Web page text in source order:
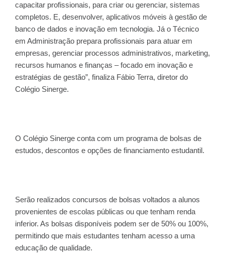
capacitar profissionais, para criar ou gerenciar, sistemas
completos. E, desenvolver, aplicativos móveis à gestão de
banco de dados e inovação em tecnologia. Já o Técnico
em Administração prepara profissionais para atuar em
empresas, gerenciar processos administrativos, marketing,
recursos humanos e finanças – focado em inovação e
estratégias de gestão”, finaliza Fábio Terra, diretor do
Colégio Sinerge.
O Colégio Sinerge conta com um programa de bolsas de
estudos, descontos e opções de financiamento estudantil.
Serão realizados concursos de bolsas voltados a alunos
provenientes de escolas públicas ou que tenham renda
inferior. As bolsas disponíveis podem ser de 50% ou 100%,
permitindo que mais estudantes tenham acesso a uma
educação de qualidade.